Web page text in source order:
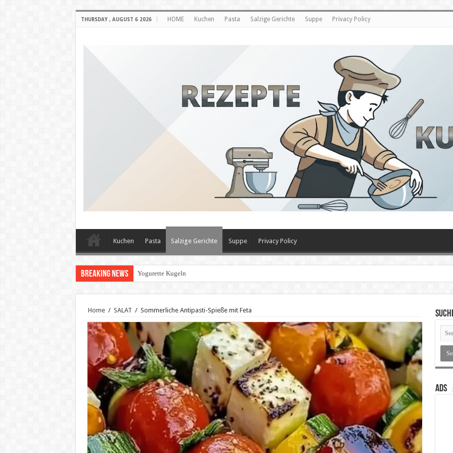
THURSDAY , AUGUST 6 2026 HOME Kuchen Pasta Salzige Gerichte Suppe Privacy Policy
Kuchen Pasta Salzige Gerichte Suppe Privacy Policy
Breaking News Yogurette Kugeln
Home / SALAT / Sommerliche Antipasti-Spieße mit Feta
ADS